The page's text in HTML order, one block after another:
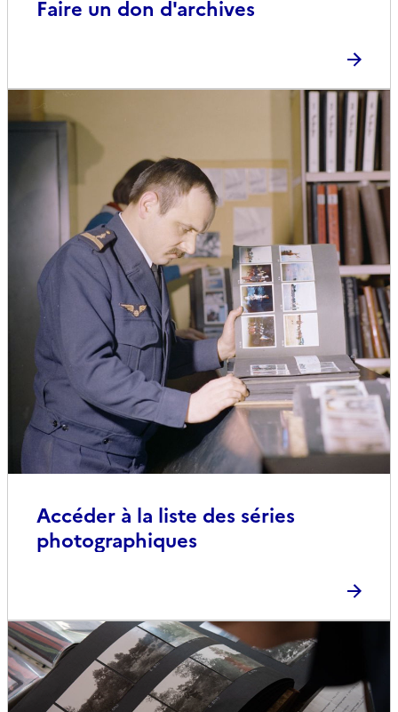
Faire un don d'archives
Accéder à la liste des séries
photographiques